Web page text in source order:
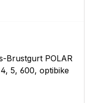
Brustgurt POLAR
5, 600, optibike